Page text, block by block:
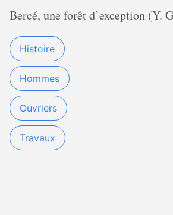
Bercé, une forêt d’exception (Y.
Histoire
Hommes
Ouvriers
Travaux